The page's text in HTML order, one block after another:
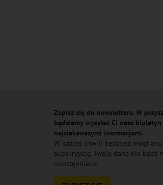
Zapisz się do newslettera. W
będziemy wysyłać Ci nasz biuletyn
najciekawszymi inormacjami.
W każdej chwili będziesz mógł
subskrypcję. Twoje dane nie będą
udostępniane.